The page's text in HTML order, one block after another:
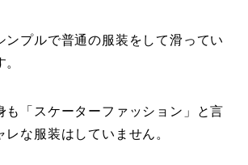
ンプルで普通の服装をして滑ってい
も「スケーターファッション」と言
レな服装はしていません。